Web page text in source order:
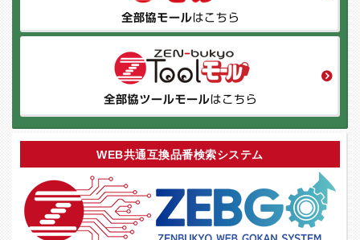
WEB共通互換品番検索システム